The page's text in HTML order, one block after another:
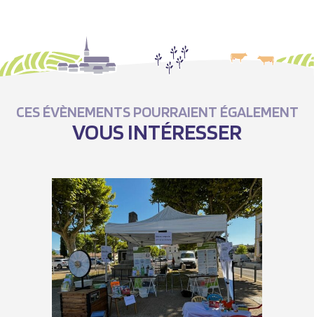
CES ÉVÈNEMENTS POURRAIENT ÉGALEMENT
VOUS INTÉRESSER